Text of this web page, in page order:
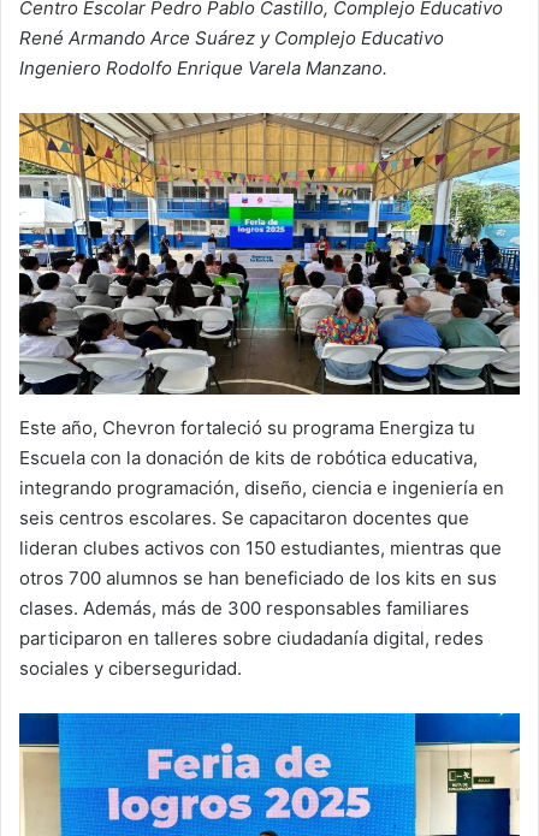
Centro Escolar Pedro Pablo Castillo, Complejo Educativo
René Armando Arce Suárez y Complejo Educativo
Ingeniero Rodolfo Enrique Varela Manzano.
Este año, Chevron fortaleció su programa Energiza tu
Escuela con la donación de kits de robótica educativa,
integrando programación, diseño, ciencia e ingeniería en
seis centros escolares. Se capacitaron docentes que
lideran clubes activos con 150 estudiantes, mientras que
otros 700 alumnos se han beneficiado de los kits en sus
clases. Además, más de 300 responsables familiares
participaron en talleres sobre ciudadanía digital, redes
sociales y ciberseguridad.